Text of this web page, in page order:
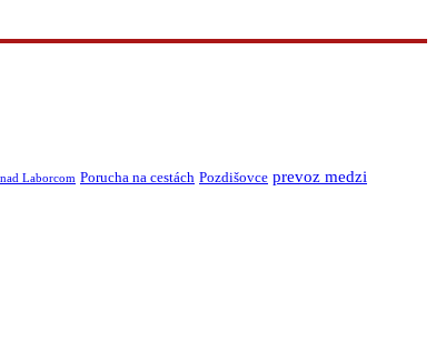
Laborcom Porucha na cestách Pozdišovce prevoz medzi